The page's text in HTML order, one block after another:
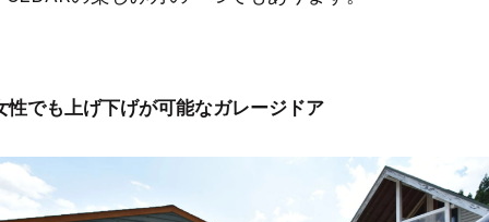
性でも上げ下げが可能なガレージドア